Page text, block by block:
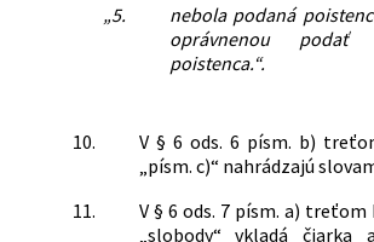
„5.
nebola podaná
oprávnenou podať
poistenca.“.
10.
V § 6 ods. 6 písm. b)
„písm. c)“ nahrádzajú
11.
V § 6 ods. 7 písm. a) treťom
„slobody“ vkladá čiarka